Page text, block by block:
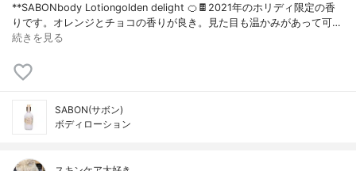
**SABONbody Lotiongolden delight 🍊🍫2021年のホリディ限定の香
りです。オレンジとチョコの香りが良き。見た目も温かみがあって可…
続きを見る
SABON(サボン)
ボディローション